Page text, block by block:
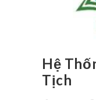
Hệ
Tịch